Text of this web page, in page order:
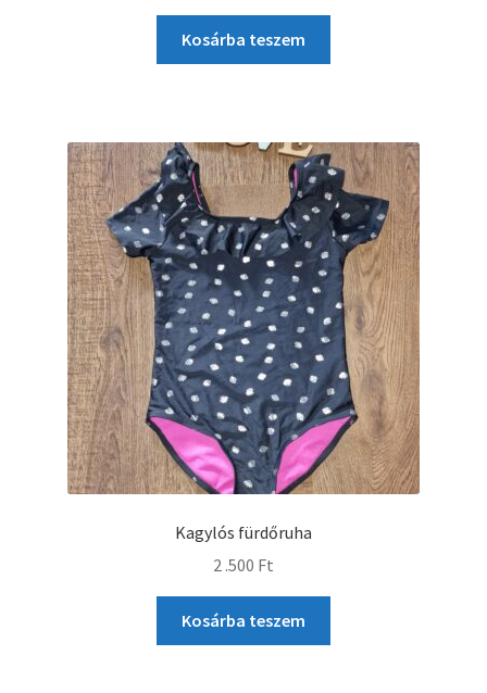
Kosárba teszem
Kagylós fürdőruha
2 .500 Ft
Kosárba teszem